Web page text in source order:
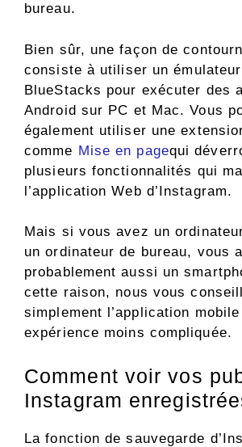
bureau.
Bien sûr, une façon de
consiste à utiliser un
BlueStacks pour exécuter des
Android sur PC et Mac. Vous
également utiliser une
comme Mise en pagequi
plusieurs fonctionnalités qui
l’application Web d’Instagram.
Mais si vous avez un
un ordinateur de bureau, vous
probablement aussi un
cette raison, nous vous
simplement l’application
expérience moins compliquée.
Comment voir vos
Instagram
La fonction de sauvegarde